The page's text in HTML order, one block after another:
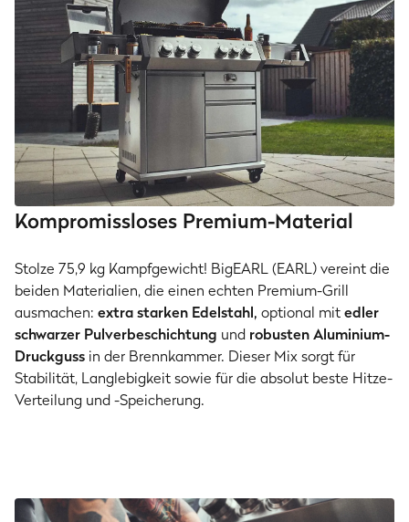
Kompromissloses Premium-Material
Stolze 75,9 kg Kampfgewicht! BigEARL (EARL) vereint die
beiden Materialien, die einen echten Premium-Grill
ausmachen: extra starken Edelstahl, optional mitedler
schwarzer Pulverbeschichtung und robusten Aluminium-
Druckguss in der Brennkammer. Dieser Mix sorgt für
Stabilität, Langlebigkeit sowie für die absolut beste Hitze-
Verteilung und -Speicherung.